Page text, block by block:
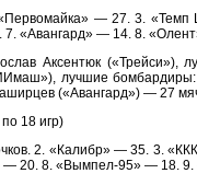
— 27. 3.
«Авангард» — 14. 8.
Аксентюк («Трейси»),
лучшие
(«Авангард») — 27
18 игр)
2. «Калибр» — 35. 3.
— 20. 8. «Вымпел-95» — 18. 9.